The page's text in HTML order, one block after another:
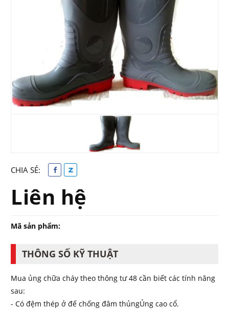
CHIA SẺ:
Liên hệ
Mã sản phẩm:
THÔNG SỐ KỸ THUẬT
Mua ủng chữa cháy theo thông tư 48 cần biết các tính năng
sau:
- Có đệm thép ở đế chống đâm thủngỦng cao cổ.